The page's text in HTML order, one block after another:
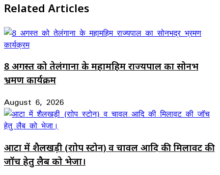
Related Articles
8 अगस्त को तेलंगाना के महामहिम राज्यपाल का सोनभद्र
भ्रमण कार्यक्रम
August 6, 2026
आटा में शैलखड़ी (राोप स्टोन) व चावल आदि की मिलावट की
जॉच हेतु लैब को भेजा।